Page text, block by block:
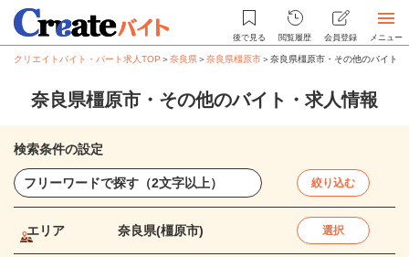
後で見る 閲覧履歴 会員登録 メニュー
クリエイトバイト・パート求人TOP ＞奈良県＞奈良県橿原市＞奈良県橿原市・その他のバイト
奈良県橿原市・その他のバイト・求人情報
検索条件の設定
絞り込む
エリア 奈良県(橿原市) 選択